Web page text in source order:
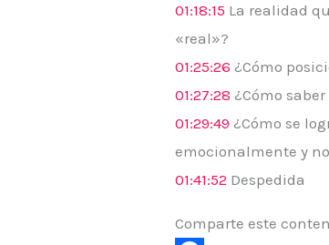
01:18:15 La realidad
«real»?
01:25:26 ¿Cómo
01:27:28 ¿Cómo
01:29:49 ¿Cómo se
emocionalmente y
01:41:52 Despedida
Comparte este